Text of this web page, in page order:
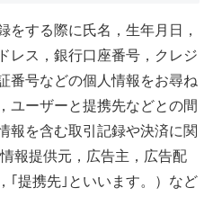
をする際に氏名，生年月日，
レス，銀行口座番号，クレジ
番号などの個人情報をお尋ね
ユーザーと提携先などとの間
報を含む取引記録や決済に関
報提供元，広告主，広告配
｢提携先｣といいます。）など